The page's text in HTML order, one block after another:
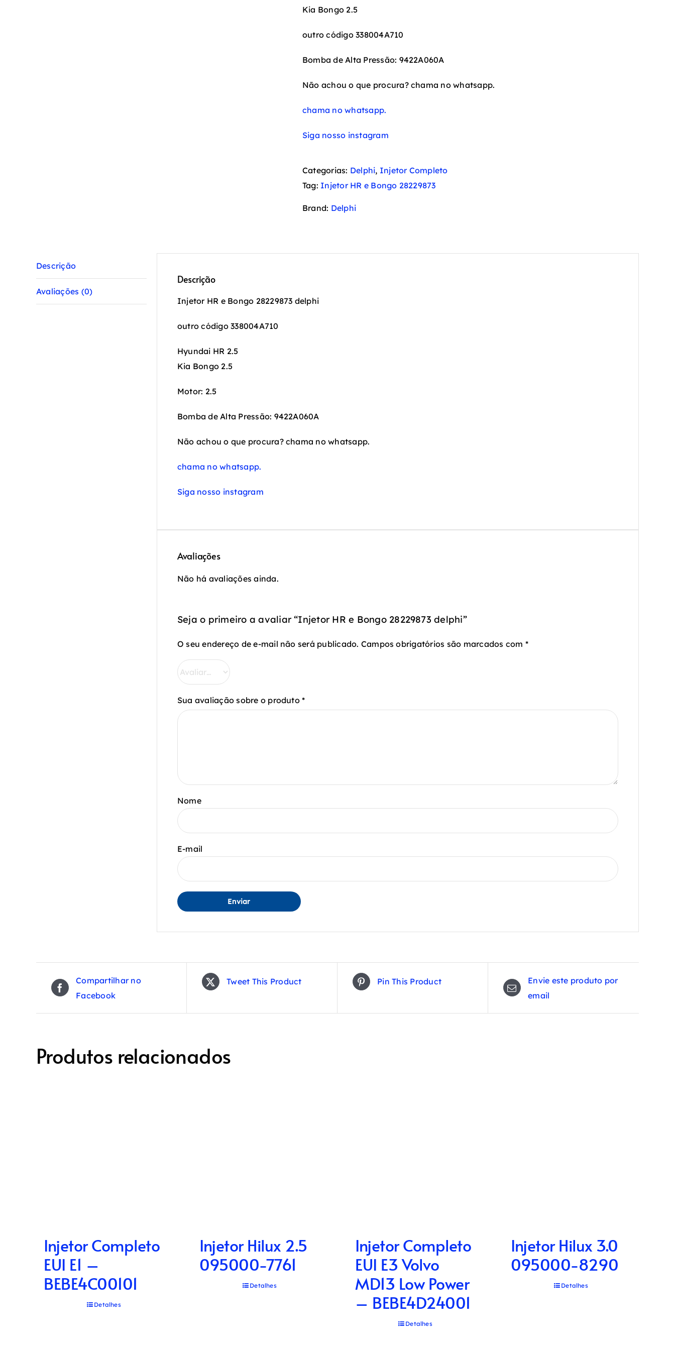
Kia Bongo 2.5
outro código 338004A710
Bomba de Alta Pressão: 9422A060A
Não achou o que procura? chama no whatsapp.
chama no whatsapp.
Siga nosso instagram
Categorias: Delphi, Injetor Completo
Tag: Injetor HR e Bongo 28229873
Brand: Delphi
Descrição
Avaliações (0)
Descrição
Injetor HR e Bongo 28229873 delphi
outro código 338004A710
Hyundai HR 2.5
Kia Bongo 2.5
Motor: 2.5
Bomba de Alta Pressão: 9422A060A
Não achou o que procura? chama no whatsapp.
chama no whatsapp.
Siga nosso instagram
Avaliações
Não há avaliações ainda.
Seja o primeiro a avaliar “Injetor HR e Bongo 28229873 delphi”
O seu endereço de e-mail não será publicado. Campos obrigatórios são marcados com *
Sua avaliação sobre o produto*
Nome
E-mail
Compartilhar no
Facebook
Tweet This Product Pin This Product
Envie este produto por
email
Produtos relacionados
Injetor Completo
EUI E1 –
BEBE4C00101
Detalhes
Injetor Hilux 2.5
095000-7761
Detalhes
Injetor Completo
EUI E3 Volvo
MD13 Low Power
– BEBE4D24001
Detalhes
Injetor Hilux 3.0
095000-8290
Detalhes